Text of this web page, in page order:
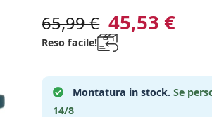
65,99 € 45,53 €
Reso facile!
Montatura in stock. Se
14/8